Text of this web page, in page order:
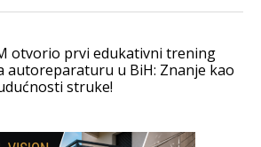
otvorio prvi edukativni trening
autoreparaturu u BiH: Znanje kao
struke!